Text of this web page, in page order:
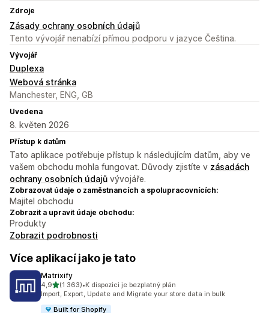
Zdroje
Zásady ochrany osobních údajů
Tento vývojář nenabízí přímou podporu v jazyce Čeština.
Vývojář
Duplexa
Webová stránka
Manchester, ENG, GB
Uvedena
8. květen 2026
Přístup k datům
Tato aplikace potřebuje přístup k následujícím datům, aby ve
vašem obchodu mohla fungovat. Důvody zjistíte v zásadách
ochrany osobních údajů vývojáře.
Zobrazovat údaje o zaměstnancích a spolupracovnících:
Majitel obchodu
Zobrazit a upravit údaje obchodu:
Produkty
Zobrazit podrobnosti
Více aplikací jako je tato
Matrixify
4,9z 5 hvězd
(1 363)
Celkový počet recenzí: 1363
•K dispozici je bezplatný plán
Import, Export, Update and Migrate your store data in bulk
Built for Shopify